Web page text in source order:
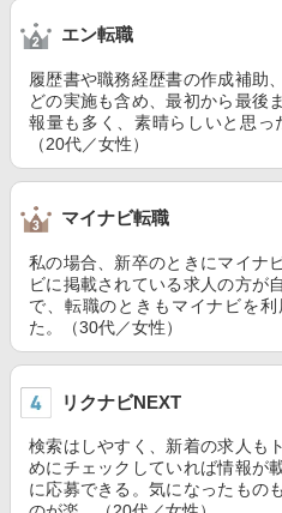
エン転職
履歴書や職務経歴書の作成補助
どの実施も含め、最初から最後
報量も多く、素晴らしいと思っ
（20代／女性）
マイナビ転職
私の場合、新卒のときにマイナ
ビに掲載されている求人の方が
で、転職のときもマイナビを
た。（30代／女性）
リクナビNEXT
検索はしやすく、新着の求人も
めにチェックしていれば情報が
に応募できる。気になったもの